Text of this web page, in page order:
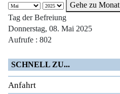
Gehe zu Monat
Tag der Befreiung
Donnerstag, 08. Mai 2025
Aufrufe : 802
SCHNELL ZU...
Anfahrt